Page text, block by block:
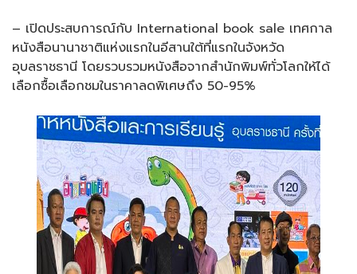
– เปิดประสบการณ์กับ International book sale เทศกาล
หนังสือนานาชาติแห่งแรกในอีสานใต้ที่แรกในจังหวัด
อุบลราชธานี โดยรวบรวมหนังสือจากสำนักพิมพ์ทั่วโลกให้ได้
เลือกซื้อเลือกชมในราคาลดพิเศษถึง 50-95%